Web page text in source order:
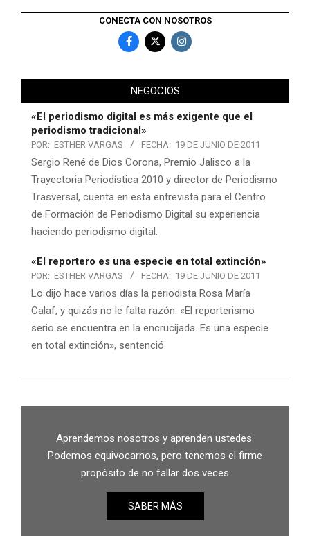
CONECTA CON NOSOTROS
NEGOCIOS
«El periodismo digital es más exigente que el
periodismo tradicional»
POR: ESTHER VARGAS FECHA: 19 DE JUNIO DE 2011
Sergio René de Dios Corona, Premio Jalisco a la
Trayectoria Periodística 2010 y director de Periodismo
Trasversal, cuenta en esta entrevista para el Centro
de Formación de Periodismo Digital su experiencia
haciendo periodismo digital.
«El reportero es una especie en total extinción»
POR: ESTHER VARGAS FECHA: 19 DE JUNIO DE 2011
Lo dijo hace varios días la periodista Rosa María
Calaf, y quizás no le falta razón. «El reporterismo
serio se encuentra en la encrucijada. Es una especie
en total extinción», sentenció.
Aprendemos nosotros y aprenden ustedes.
Podemos equivocarnos, pero tenemos el firme
propósito de no fallar dos veces
SABER MÁS